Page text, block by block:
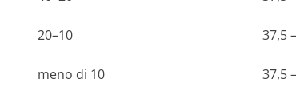
20–10 37,5
meno di 10 37,5